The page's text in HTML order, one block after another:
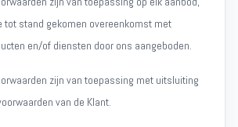
tot stand gekomen overeenkomst met
en/of diensten door ons aangeboden.
zijn van toepassing met uitsluiting
van de Klant.